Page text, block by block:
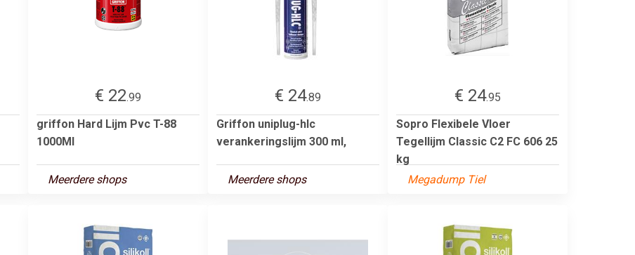
€ 22.99
griffon Hard Lijm Pvc T-88
1000Ml
Meerdere shops
€ 24.89
Griffon uniplug-hlc
verankeringslijm 300 ml,
Meerdere shops
€ 24.95
Sopro Flexibele Vloer
Tegellijm Classic C2 FC 606 25
kg
Megadump Tiel